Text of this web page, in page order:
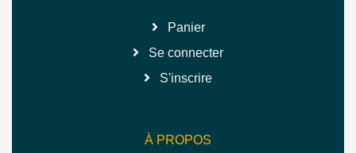
Panier
Se connecter
S'inscrire
À PROPOS